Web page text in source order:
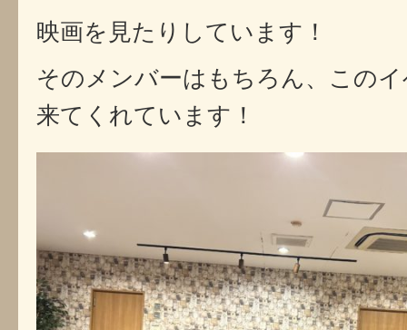
映画を見たりしています！
そのメンバーはもちろん、この
来てくれています！